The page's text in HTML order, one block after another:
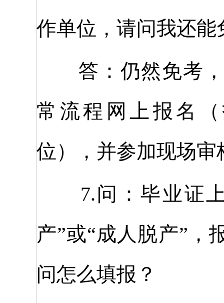
作单位，请问我还
答：仍然免考，
常流程网上报名
位），并参加现场审
7.问：毕业证上
产”或“成人脱产”，
问怎么填报？